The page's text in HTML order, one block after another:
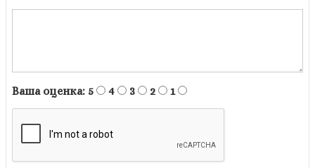
Ваша оценка: 5 4 3 2 1